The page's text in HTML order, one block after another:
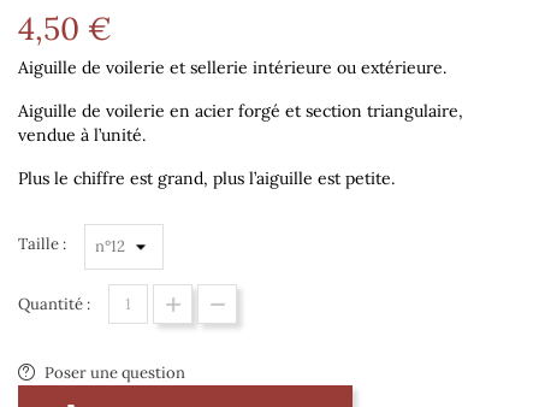
4,50 €
Aiguille de voilerie et sellerie intérieure ou extérieure.
Aiguille de voilerie en acier forgé et section triangulaire,
vendue à l’unité.
Plus le chiffre est grand, plus l’aiguille est petite.
Taille :
Quantité :
Poser une question